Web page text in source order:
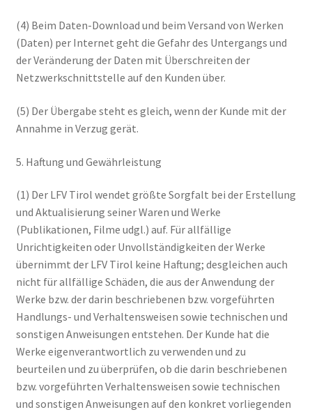
(4) Beim Daten-Download und beim Versand von Werken
(Daten) per Internet geht die Gefahr des Untergangs und
der Veränderung der Daten mit Überschreiten der
Netzwerkschnittstelle auf den Kunden über.
(5) Der Übergabe steht es gleich, wenn der Kunde mit der
Annahme in Verzug gerät.
5. Haftung und Gewährleistung
(1) Der LFV Tirol wendet größte Sorgfalt bei der Erstellung
und Aktualisierung seiner Waren und Werke
(Publikationen, Filme udgl.) auf. Für allfällige
Unrichtigkeiten oder Unvollständigkeiten der Werke
übernimmt der LFV Tirol keine Haftung; desgleichen auch
nicht für allfällige Schäden, die aus der Anwendung der
Werke bzw. der darin beschriebenen bzw. vorgeführten
Handlungs- und Verhaltensweisen sowie technischen und
sonstigen Anweisungen entstehen. Der Kunde hat die
Werke eigenverantwortlich zu verwenden und zu
beurteilen und zu überprüfen, ob die darin beschriebenen
bzw. vorgeführten Verhaltensweisen sowie technischen
und sonstigen Anweisungen auf den konkret vorliegenden